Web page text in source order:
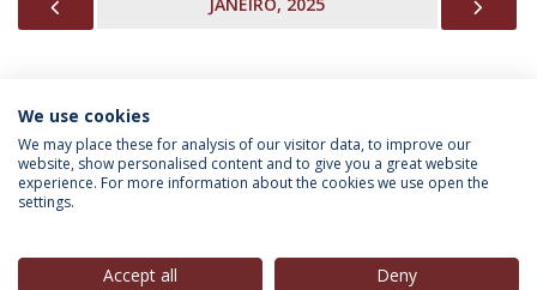
INFORMAÇÃO PARA
We use cookies
We may place these for analysis of our visitor data, to improve our
website, show personalised content and to give you a great website
experience. For more information about the cookies we use open the
settings.
Accept all Deny